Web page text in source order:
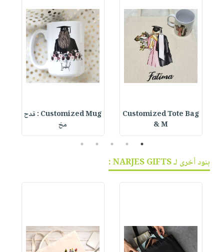
Customized Tote Bag
& M
Customized Mug : قدح
مخ
1
2
3
4
5
بنود أخرى لـ NARJES GIFTS :